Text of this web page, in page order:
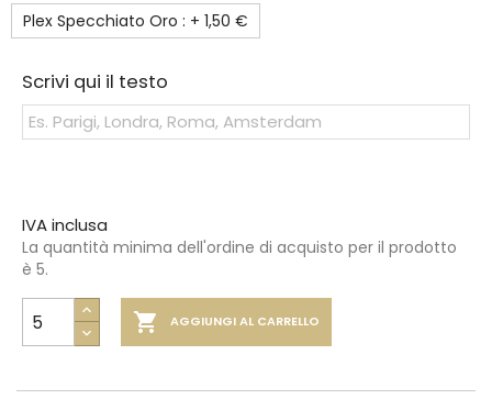
Plex Specchiato Oro : + 1,50 €
Scrivi qui il testo
 AGGIUNGI AL CARRELLO
IVA inclusa
La quantità minima dell'ordine di acquisto per il prodotto
è 5.